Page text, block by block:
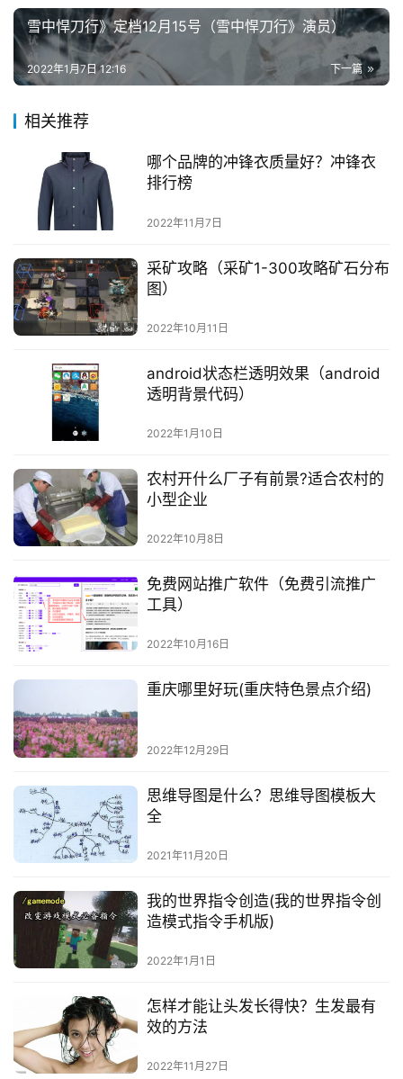
雪中悍刀行》定档12月15号（雪中悍刀行》演员）
下一篇
2022年1月7日 12:16
相关推荐
哪个品牌的冲锋衣质量好？冲锋衣
排行榜
2022年11月7日
采矿攻略（采矿1-300攻略矿石分布
图）
2022年10月11日
android状态栏透明效果（android
透明背景代码）
2022年1月10日
农村开什么厂子有前景?适合农村的
小型企业
2022年10月8日
免费网站推广软件（免费引流推广
工具）
2022年10月16日
重庆哪里好玩(重庆特色景点介绍)
2022年12月29日
思维导图是什么？思维导图模板大
全
2021年11月20日
我的世界指令创造(我的世界指令创
造模式指令手机版)
2022年1月1日
怎样才能让头发长得快？生发最有
效的方法
2022年11月27日